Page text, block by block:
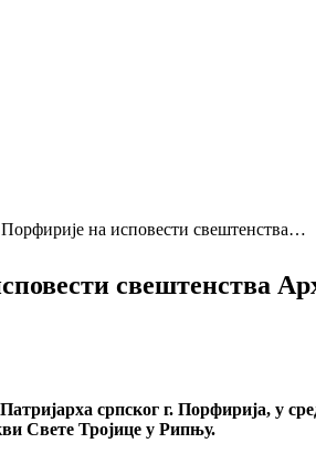
на исповести свештенства…
свештенства
српског г. Порфирија, у
Свете Тројице у Рипњу.